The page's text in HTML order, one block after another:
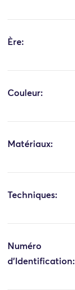
Ère:
Couleur:
Matériaux:
Techniques:
Numéro
d'Identification: